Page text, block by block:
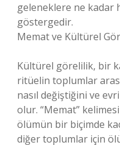
geleneklere ne kadar
göstergedir.
Memat ve Kültürel
Kültürel görelilik, bir
ritüelin toplumlar
nasıl değiştiğini ve
olur. “Memat”
ölümün bir biçimde
diğer toplumlar için